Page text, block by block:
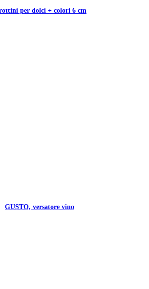
per dolci + colori 6 cm
GUSTO, versatore vino